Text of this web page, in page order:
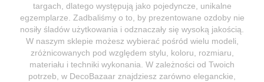
targach, dlatego występują jako pojedyncze, unikalne
egzemplarze. Zadbaliśmy o to, by prezentowane ozdoby nie
nosiły śladów użytkowania i odznaczały się wysoką jakością.
W naszym sklepie możesz wybierać pośród wielu modeli,
zróżnicowanych pod względem stylu, koloru, rozmiaru,
materiału i techniki wykonania. W zależności od Twoich
potrzeb, w DecoBazaar znajdziesz zarówno eleganckie,